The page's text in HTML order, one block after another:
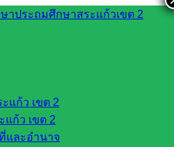
แก้ว เขต 2
ก้ว เขต 2
และอำนาจ
าเรียนของนักเรียนโรงเรียนบ้าน
ข้าเรียนของนักเรียนครั้งที่ ๑
ามการเข้าเรียนของ
นด่าน หลังจากที่ได้